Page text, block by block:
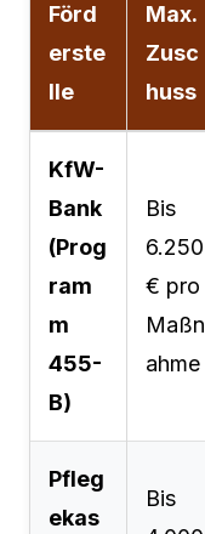
Förd
erste
lle
Max.
Zusc
huss
KfW-
Bank
(Prog
ram
m
455-
B)
Bis
6.250
€ pro
Maßn
ahme
Pfleg
ekas
Bis